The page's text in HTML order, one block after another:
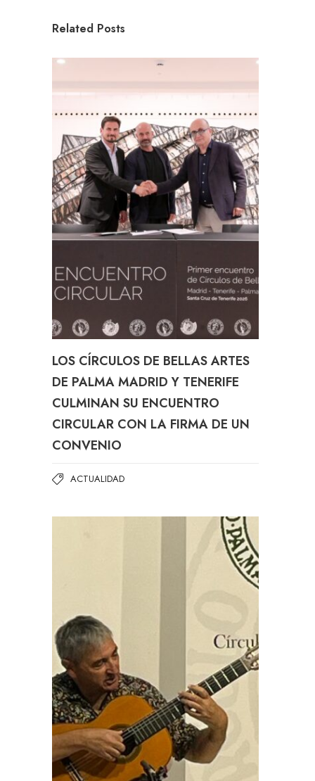
Related Posts
LOS CÍRCULOS DE BELLAS ARTES
DE PALMA MADRID Y TENERIFE
CULMINAN SU ENCUENTRO
CIRCULAR CON LA FIRMA DE UN
CONVENIO
ACTUALIDAD